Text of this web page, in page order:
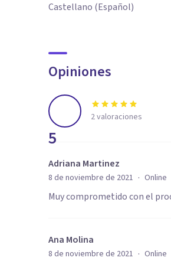
Castellano (Español)
Opiniones
5
2valoraciones
Adriana Martinez
8 de noviembre de 2021 · Online
Muy comprometido con el
Ana Molina
8 de noviembre de 2021 · Online